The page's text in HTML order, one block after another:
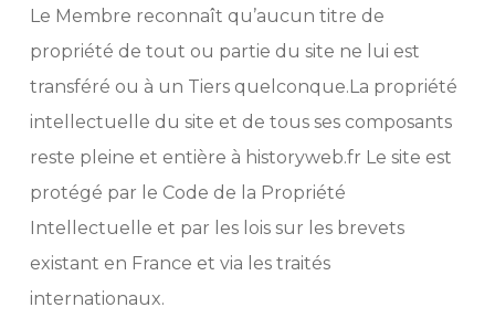
Le Membre reconnaît qu’aucun titre de
propriété de tout ou partie du site ne lui est
transféré ou à un Tiers quelconque.La propriété
intellectuelle du site et de tous ses composants
reste pleine et entière à historyweb.fr Le site est
protégé par le Code de la Propriété
Intellectuelle et par les lois sur les brevets
existant en France et via les traités
internationaux.